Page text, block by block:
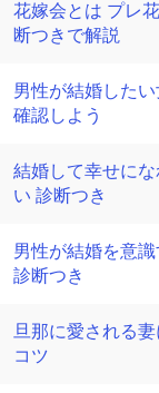
花嫁会とは プレ
断つきで解説
男性が結婚した
確認しよう
結婚して幸せに
い 診断つき
男性が結婚を意
診断つき
旦那に愛される
コツ